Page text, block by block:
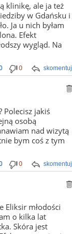
klinikę, ale ja też
w Gdańsku i
Ja u nich byłam
Efekt
wygląd. Na
skomentuj
0
Polecisz jakiś
osobą
nad wizytą
bym coś z tym
skomentuj
0
Eliksir młodości
o kilka lat
Skóra jest